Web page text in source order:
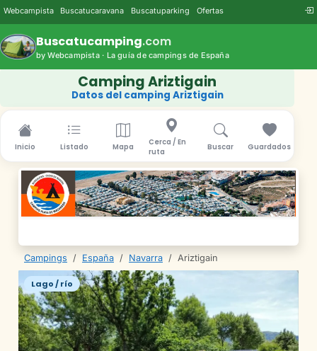
Webcampista Buscatucaravana Buscatuparking Ofertas
Buscatucamping.com
by Webcampista · La guía de campings de España
Camping Ariztigain
Datos del camping Ariztigain
Inicio Listado Mapa
Cerca / En
ruta
Buscar Guardados
Campings / España / Navarra / Ariztigain
Lago / río